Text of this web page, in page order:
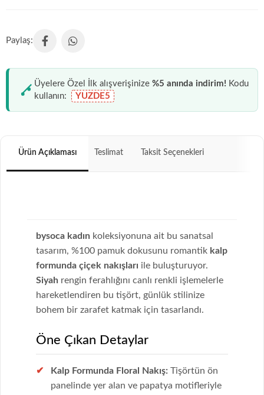
Üyelere Özel İlk alışverişinize %5 anında indirim! Kodu
kullanın:
YUZDE5
Ürün Açıklaması Teslimat Taksit Seçenekleri
bysoca kadın koleksiyonuna ait bu sanatsal
tasarım, %100 pamuk dokusunu romantik kalp
formunda çiçek nakışları ile buluşturuyor.
Siyah rengin ferahlığını canlı renkli işlemelerle
hareketlendiren bu tişört, günlük stilinize
bohem bir zarafet katmak için tasarlandı.
Öne Çıkan Detaylar
Kalp Formunda Floral Nakış: Tişörtün ön
panelinde yer alan ve papatya motifleriyle